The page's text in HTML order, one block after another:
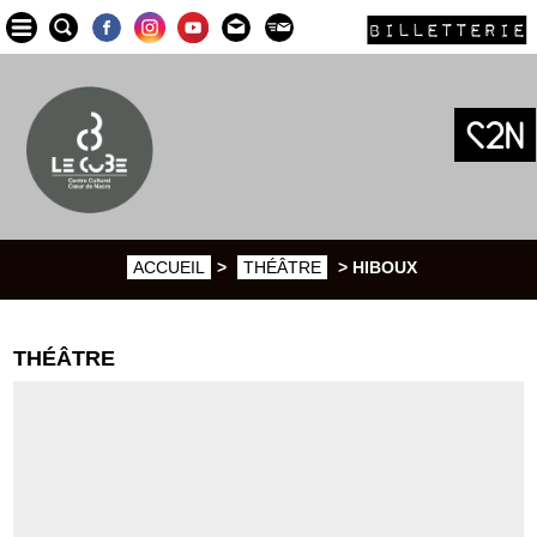
BILLETTERIE
ACCUEIL > THÉÂTRE > HIBOUX
THÉÂTRE